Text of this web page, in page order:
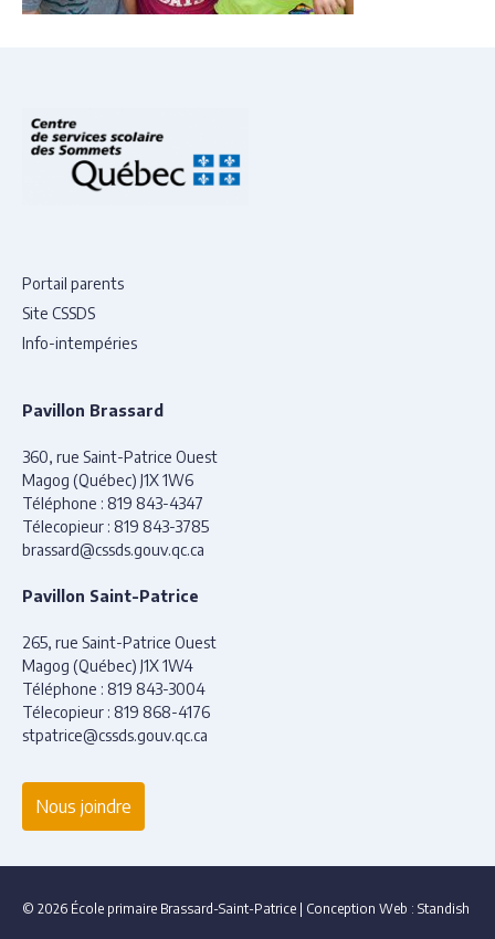
Portail parents
Site CSSDS
Info-intempéries
Pavillon Brassard
360, rue Saint-Patrice Ouest
Magog (Québec) J1X 1W6
Téléphone : 819 843-4347
Télecopieur : 819 843-3785
brassard@cssds.gouv.qc.ca
Pavillon Saint-Patrice
265, rue Saint-Patrice Ouest
Magog (Québec) J1X 1W4
Téléphone : 819 843-3004
Télecopieur : 819 868-4176
stpatrice@cssds.gouv.qc.ca
Nous joindre
© 2026 École primaire Brassard-Saint-Patrice Conception Web : Standish